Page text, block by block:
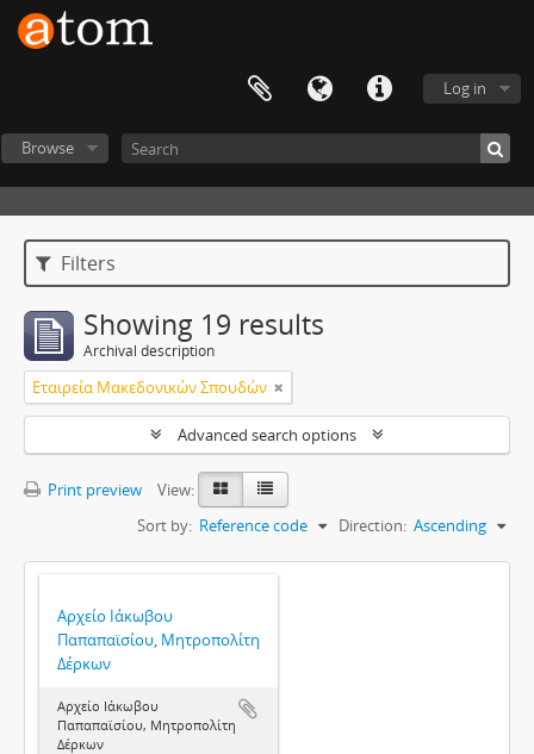
Log in
Browse
Filters
Showing 19 results
Archival description
Εταιρεία Μακεδονικών Σπουδών
Advanced search options
Print preview
View:
Sort by: Reference code Direction: Ascending
Αρχείο Ιάκωβου
Παπαπαϊσίου, Μητροπολίτη
Δέρκων
Αρχείο Ιάκωβου
Παπαπαϊσίου, Μητροπολίτη
Δέρκων